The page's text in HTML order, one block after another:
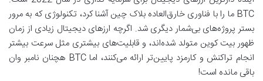
BTC ما را با فناوری خارق‌العاده بلاک چین آشنا کرد، تکنولوژی که به مرور
بستر پروژه‌های بی‌شمار دیگری شد. اگرچه ارزهای دیجیتال زیادی از زمان
ظهور بیت کوین متولد شده‌اند، و قابلیت‌های بیشتری مثل سرعت بیشتر
انجام تراکنش و کارمزد پایین‌تر ارائه می‌کنند، اما BTC هچنان نامبر وان
باقی مانده است!